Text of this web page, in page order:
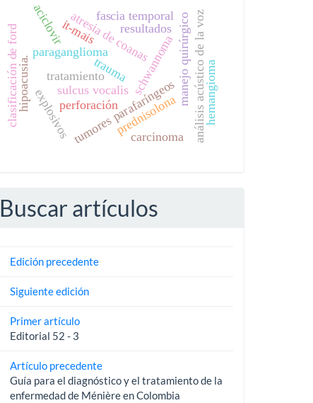
schwannoma
paraganglioma
tumores parafaríngeos
atresia de coanas manejo quirúrgico
perforación
trauma
explosivos
hipoacusia. sulcus vocalis
fascia temporal
clasificación de ford análisis acústico de la voz
tratamiento
prednisolona
aciclovir
carcinoma
hemangioma
it-mais resultados
Buscar artículos
Edición precedente
Siguiente edición
Primer artículo
Editorial 52 - 3
Artículo precedente
Guía para el diagnóstico y el tratamiento de la
enfermedad de Ménière en Colombia